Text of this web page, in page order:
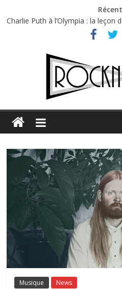
Charlie Puth à l’Olympia : la leçon
Festival Triptyque : un nouveau
Hellfest 2026 vendredi :
Hellfest 2026 jeudi : impossible
Première édition du Midgard
Musique News